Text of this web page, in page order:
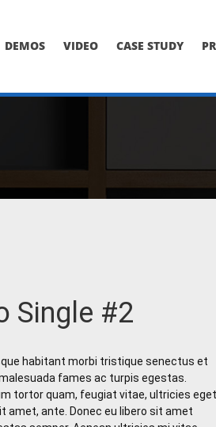
DEMOS VIDEO CASE STUDY
Single #2
habitant morbi tristique senectus et
fames ac turpis egestas.
tortor quam, feugiat vitae, ultricies
amet, ante. Donec eu libero sit amet